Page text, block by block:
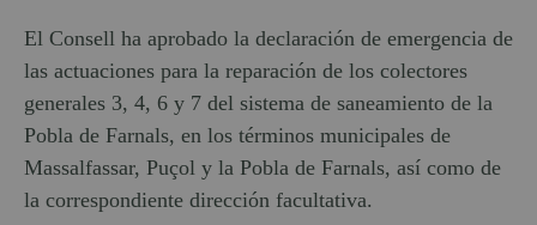
El Consell ha aprobado la declaración de emergencia de
las actuaciones para la reparación de los colectores
generales 3, 4, 6 y 7 del sistema de saneamiento de la
Pobla de Farnals, en los términos municipales de
Massalfassar, Puçol y la Pobla de Farnals, así como de
la correspondiente dirección facultativa.